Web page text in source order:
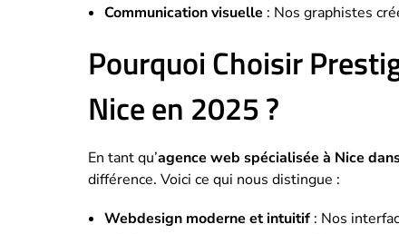
Communication visuelle : Nos graphistes
Pourquoi Choisir
Nice en 2025 ?
En tant qu’agence web spécialisée à Nice
différence. Voici ce qui nous distingue :
Webdesign moderne et intuitif: Nos